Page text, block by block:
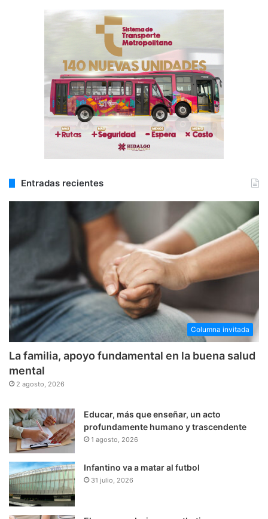
Entradas recientes
Columna invitada
La familia, apoyo fundamental en la buena salud
mental
2 agosto, 2026
Educar, más que enseñar, un acto
profundamente humano y trascendente
1 agosto, 2026
Infantino va a matar al futbol
31 julio, 2026